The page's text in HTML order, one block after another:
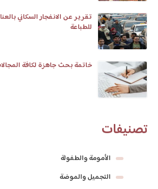
للطباعة
خاتمة بحث جاهزة لكافة
تصنيفات
الأمومة والطفولة
التجميل والموضة